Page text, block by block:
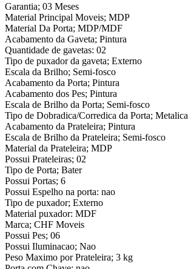
Garantia; 03 Meses
Material Principal Moveis; MDP
Material Da Porta; MDP/MDF
Acabamento da Gaveta; Pintura
Quantidade de gavetas: 02
Tipo de puxador da gaveta; Externo
Escala da Brilho; Semi-fosco
Acabamento da Porta; Pintura
Acabamento dos Pes; Pintura
Escala de Brilho da Porta; Semi-fosco
Tipo de Dobradica/Corredica da Porta; Metalica
Acabamento da Prateleira; Pintura
Escala de Brilho da Prateleira; Semi-fosco
Material da Prateleira; MDP
Possui Prateleiras; 02
Tipo de Porta; Bater
Possui Portas; 6
Possui Espelho na porta: nao
Tipo de puxador; Externo
Material puxador: MDF
Marca; CHF Moveis
Possui Pes; 06
Possui Iluminacao; Nao
Peso Maximo por Prateleira; 3 kg